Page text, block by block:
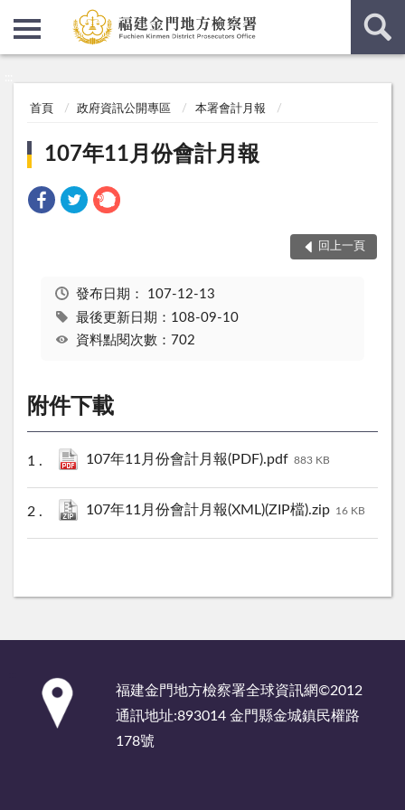
首頁 政府資訊公開專區 本署會計月報
107年11月份會計月報
回上一頁
發布日期： 107-12-13
最後更新日期：108-09-10
資料點閱次數：702
附件下載
107年11月份會計月報(PDF).pdf 883 KB
107年11月份會計月報(XML)(ZIP檔).zip 16 KB
福建金門地方檢察署全球資訊網©2012
通訊地址:893014 金門縣金城鎮民權路
178號